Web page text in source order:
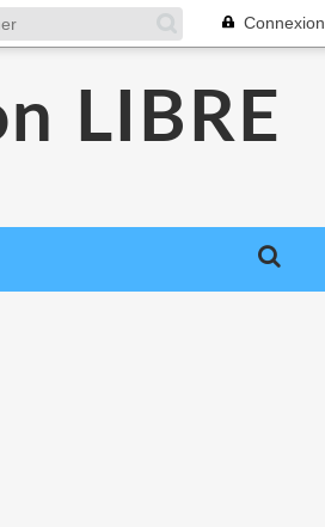
Connexion
LIBRE